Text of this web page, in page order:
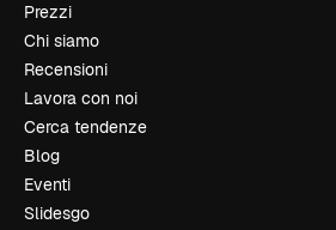
Prezzi
Chi siamo
Recensioni
Lavora con noi
Cerca tendenze
Blog
Eventi
Slidesgo